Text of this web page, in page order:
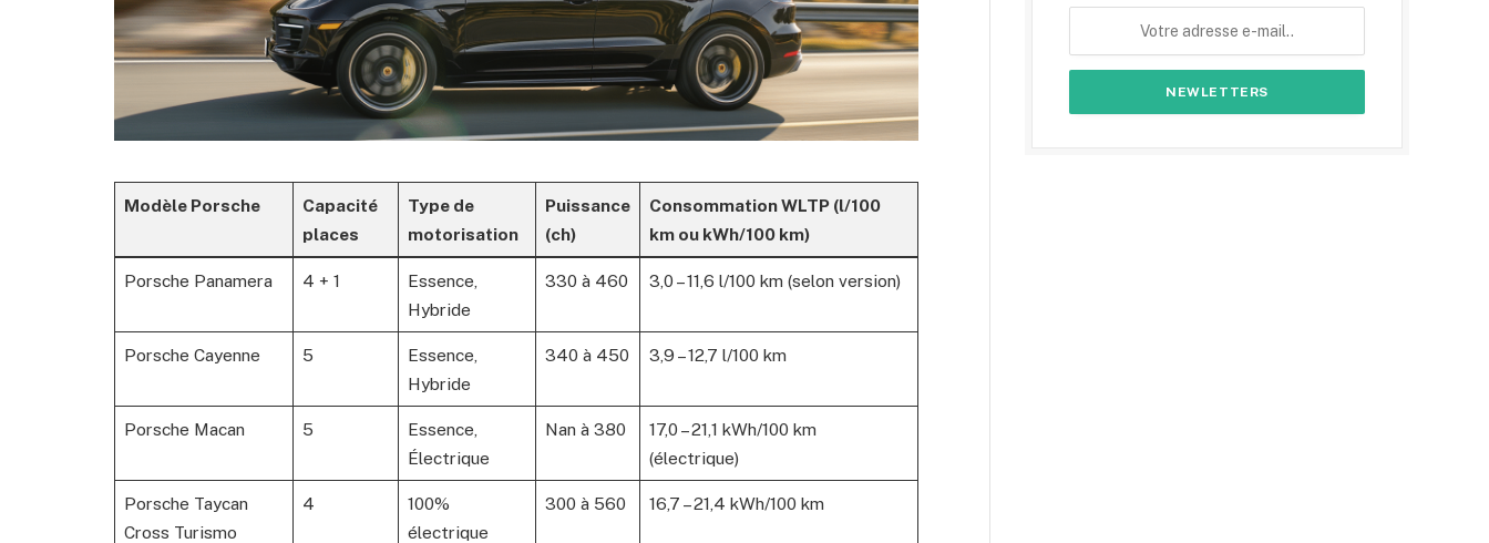
Modèle Porsche
Capacité
places
Type de
motorisation
Puissance
(ch)
Consommation WLTP (l/100
km ou kWh/100 km)
Porsche Panamera 4 + 1
Essence,
Hybride
330 à 460 3,0 – 11,6 l/100 km (selon version)
Porsche Cayenne 5
Essence,
Hybride
340 à 450 3,9 – 12,7 l/100 km
Porsche Macan 5
Essence,
Électrique
Nan à 380
17,0 – 21,1 kWh/100 km
(électrique)
Porsche Taycan
Cross Turismo
4
100%
électrique
300 à 560 16,7 – 21,4 kWh/100 km